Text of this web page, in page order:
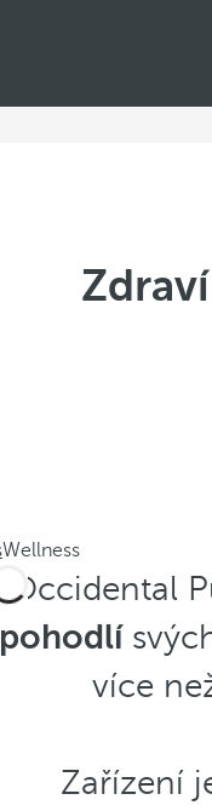
Wellness
Occidental
pohodlí
více
Zařízení